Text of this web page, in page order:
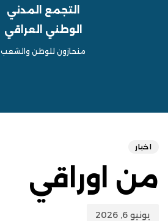
التجمع المدني
الوطني العراقي
منحازون للوطن والشعب
اخبار
من اوراقي
يونيو 6, 2026